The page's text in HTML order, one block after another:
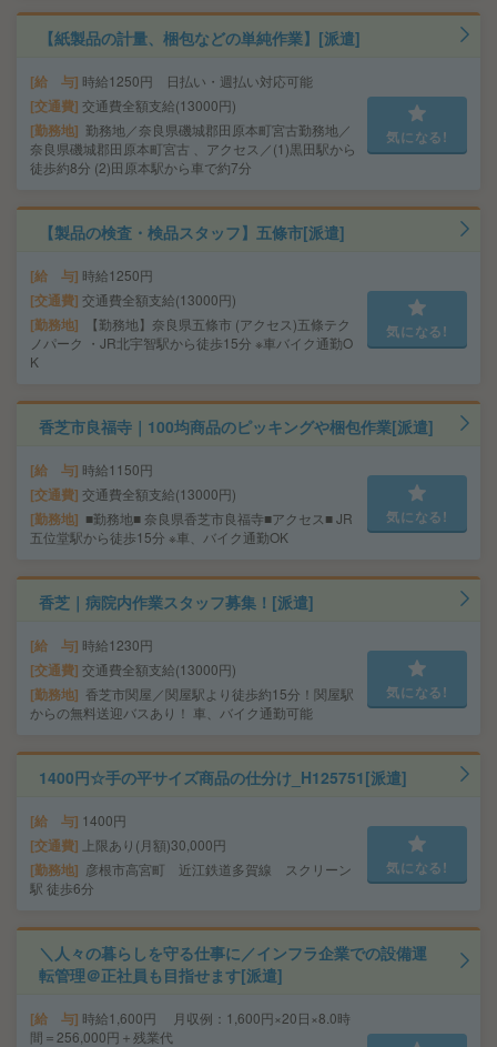
【紙製品の計量、梱包などの単純作業】[派遣]
給 与 時給1250円 日払い・週払い対応可能
交通費 交通費全額支給(13000円)
勤務地 勤務地／奈良県磯城郡田原本町宮古勤務地／
奈良県磯城郡田原本町宮古 、アクセス／(1)黒田駅から
徒歩約8分 (2)田原本駅から車で約7分
気になる!
【製品の検査・検品スタッフ】五條市[派遣]
給 与 時給1250円
交通費 交通費全額支給(13000円)
勤務地
【勤務地】奈良県五條市 (アクセス)五條テク
ノパーク ・JR北宇智駅から徒歩15分 ※車バイク通勤O
K
気になる!
香芝市良福寺｜100均商品のピッキングや梱包作業[派遣]
給 与 時給1150円
交通費 交通費全額支給(13000円)
勤務地
■勤務地■ 奈良県香芝市良福寺■アクセス■ JR
五位堂駅から徒歩15分 ※車、バイク通勤OK
気になる!
香芝｜病院内作業スタッフ募集！[派遣]
給 与 時給1230円
交通費 交通費全額支給(13000円)
勤務地 香芝市関屋／関屋駅より徒歩約15分！関屋駅
からの無料送迎バスあり！ 車、バイク通勤可能
気になる!
1400円☆手の平サイズ商品の仕分け_H125751[派遣]
給 与 1400円
交通費 上限あり(月額)30,000円
勤務地
彦根市高宮町 近江鉄道多賀線 スクリーン
駅 徒歩6分
気になる!
＼人々の暮らしを守る仕事に／インフラ企業での設備運
転管理＠正社員も目指せます[派遣]
給 与 時給1,600円 月収例：1,600円×20日×8.0時
間＝256,000円＋残業代